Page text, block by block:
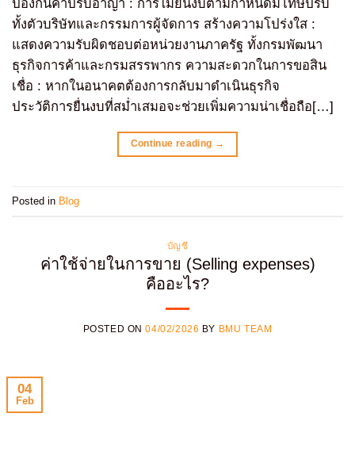
ป้องกันค่าปรับอาญา : การไม่ยื่นงบตามกำหนดมีโทษปรับ
ทั้งตัวบริษัทและกรรมการผู้จัดการ สร้างความโปร่งใส :
แสดงความรับผิดชอบต่อหน่วยงานภาครัฐ ทั้งกรมพัฒนา
ธุรกิจการค้าและกรมสรรพากร ความสะดวกในการขอสิน
เชื่อ : หากในอนาคตต้องการกลับมาดำเนินธุรกิจ
ประวัติการยื่นงบที่สม่ำเสมอจะช่วยเพิ่มความน่าเชื่อถือ[…]
Continue reading →
Posted in Blog
บัญชี
ค่าใช้จ่ายในการขาย (Selling expenses)
คืออะไร?
POSTED ON04/02/2026 BY BMU TEAM
04
Feb